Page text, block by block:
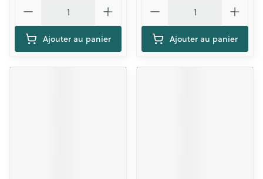
Ajouter au panier Ajouter au panier